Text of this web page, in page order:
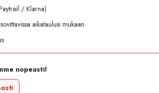
/ Klarna)
aikataulusi mukaan
nopeasti!